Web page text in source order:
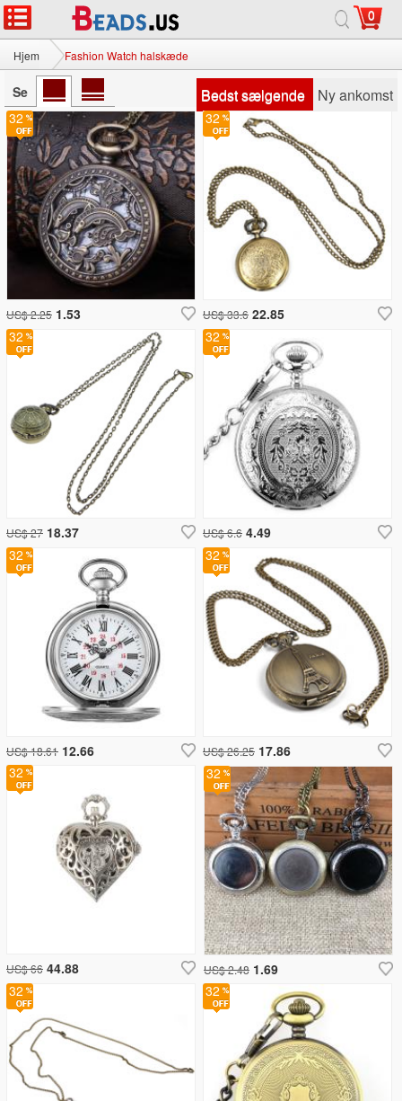
0
Hjem Fashion Watch halskæde
Se Bedst sælgende Ny ankomst
32
US$ 27 18.37
32
US$ 26.25 17.86
32
US$ 18.61 12.66
32
32
US$ 33.6 22.85
32
US$ 66 44.88
32
US$ 2.48 1.69
32
32
US$ 6.6 4.49
32
US$ 2.25 1.53